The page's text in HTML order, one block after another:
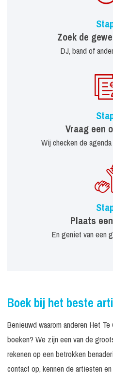
Zoek de
DJ, band of
Vraag een
Wij checken de
Plaats
En geniet van een
Boek bij het beste
Benieuwd waarom anderen Het
boeken? We zijn een van de
rekenen op een betrokken
contact op, kennen de artiesten